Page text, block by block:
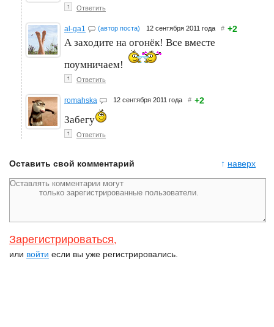
↑ Ответить
al-ga1 (автор поста) 12 сентября 2011 года # +2
А заходите на огонёк! Все вместе
поумничаем!
↑ Ответить
romahska 12 сентября 2011 года # +2
Забегу
↑ Ответить
↑ наверх
Оставить свой комментарий
Зарегистрироваться,
или войти если вы уже регистрировались.